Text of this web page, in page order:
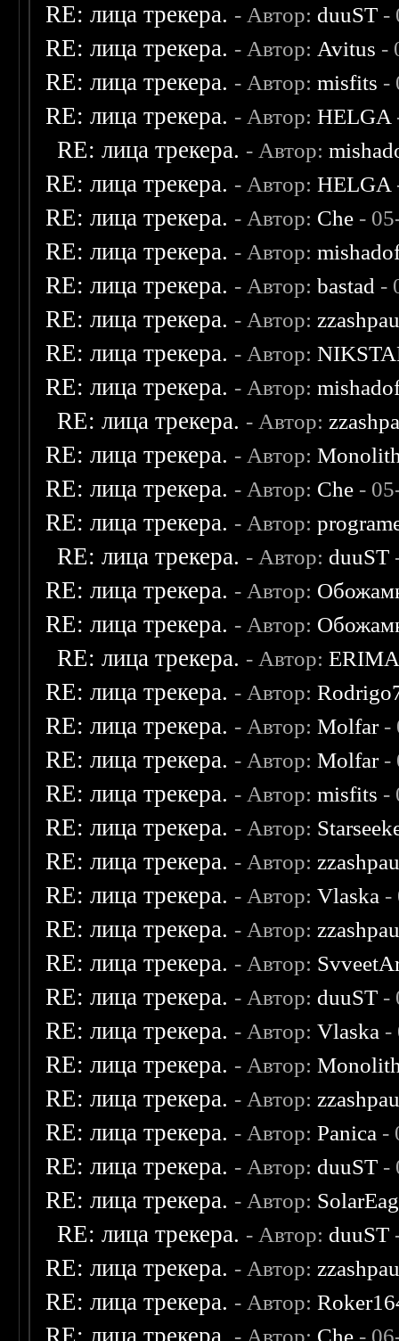
RE: лица трекера. - Автор: duuST -
RE: лица трекера. - Автор: Avitus -
RE: лица трекера. - Автор:misfits -
RE: лица трекера. - Автор:HELGA
RE: лица трекера. - Автор:
RE: лица трекера. - Автор:HELGA
RE: лица трекера. - Автор: Che -
RE: лица трекера. - Автор:
RE: лица трекера. - Автор:bastad -
RE: лица трекера. - Автор:
RE: лица трекера. - Автор:
RE: лица трекера. - Автор:
RE: лица трекера. - Автор:
RE: лица трекера. - Автор:
RE: лица трекера. - Автор: Che -
RE: лица трекера. - Автор:
RE: лица трекера. - Автор: duuST
RE: лица трекера. - Автор:
RE: лица трекера. - Автор:
RE: лица трекера. - Автор:
RE: лица трекера. - Автор:
RE: лица трекера. - Автор:Molfar-
RE: лица трекера. - Автор:Molfar-
RE: лица трекера. - Автор:misfits -
RE: лица трекера. - Автор:
RE: лица трекера. - Автор:
RE: лица трекера. - Автор:Vlaska -
RE: лица трекера. - Автор:
RE: лица трекера. - Автор:
RE: лица трекера. - Автор: duuST -
RE: лица трекера. - Автор:Vlaska -
RE: лица трекера. - Автор:
RE: лица трекера. - Автор:
RE: лица трекера. - Автор:Panica -
RE: лица трекера. - Автор: duuST -
RE: лица трекера. - Автор:
RE: лица трекера. - Автор: duuST
RE: лица трекера. - Автор:
RE: лица трекера. - Автор:
- Автор: Che -